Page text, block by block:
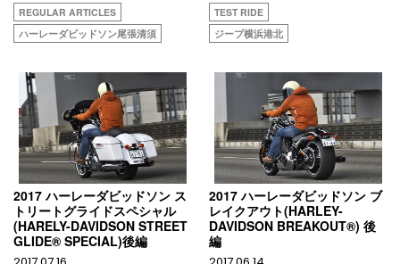
REGULAR ARTICLES
ハーレーダビッドソン尾張清須
TEST RIDE
ジープ横浜港北
2017 ハーレーダビッドソン ス
トリートグライドスペシャル
(HARELY-DAVIDSON STREET
GLIDE® SPECIAL)後編
2017 ハーレーダビッドソン ブ
レイクアウト(HARLEY-
DAVIDSON BREAKOUT®) 後
編